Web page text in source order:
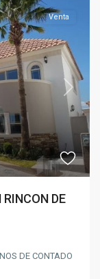
Next
Venta
DE
DE CONTADO